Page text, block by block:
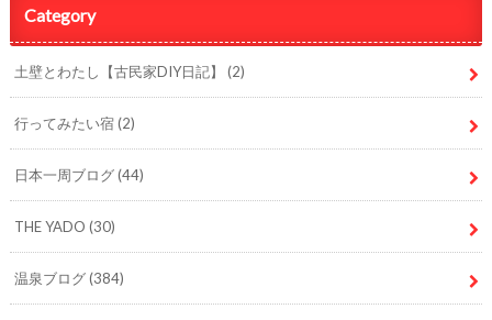
Category
土壁とわたし【古民家DIY日記】 (2)
行ってみたい宿(2)
日本一周ブログ(44)
THE YADO (30)
温泉ブログ(384)